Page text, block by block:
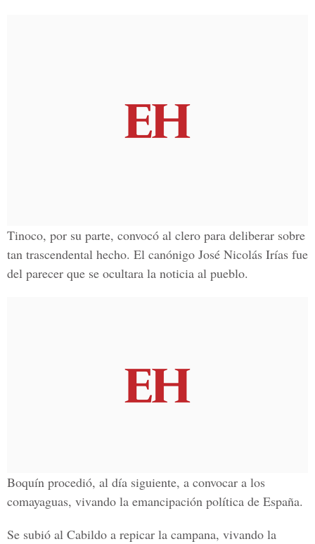
Tinoco, por su parte, convocó al clero para deliberar sobre
tan trascendental hecho. El canónigo José Nicolás Irías fue
del parecer que se ocultara la noticia al pueblo.
Boquín procedió, al día siguiente, a convocar a los
comayaguas, vivando la emancipación política de España.
Se subió al Cabildo a repicar la campana, vivando la